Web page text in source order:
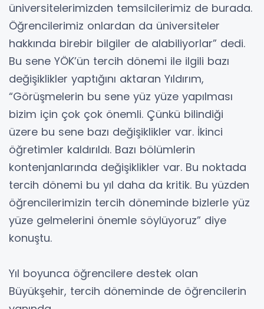
üniversitelerimizden temsilcilerimiz de burada.
Öğrencilerimiz onlardan da üniversiteler
hakkında birebir bilgiler de alabiliyorlar” dedi.
Bu sene YÖK’ün tercih dönemi ile ilgili bazı
değişiklikler yaptığını aktaran Yıldırım,
“Görüşmelerin bu sene yüz yüze yapılması
bizim için çok çok önemli. Çünkü bilindiği
üzere bu sene bazı değişiklikler var. İkinci
öğretimler kaldırıldı. Bazı bölümlerin
kontenjanlarında değişiklikler var. Bu noktada
tercih dönemi bu yıl daha da kritik. Bu yüzden
öğrencilerimizin tercih döneminde bizlerle yüz
yüze gelmelerini önemle söylüyoruz” diye
konuştu.
Yıl boyunca öğrencilere destek olan
Büyükşehir, tercih döneminde de öğrencilerin